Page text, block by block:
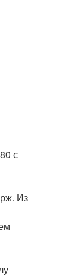
с
Из